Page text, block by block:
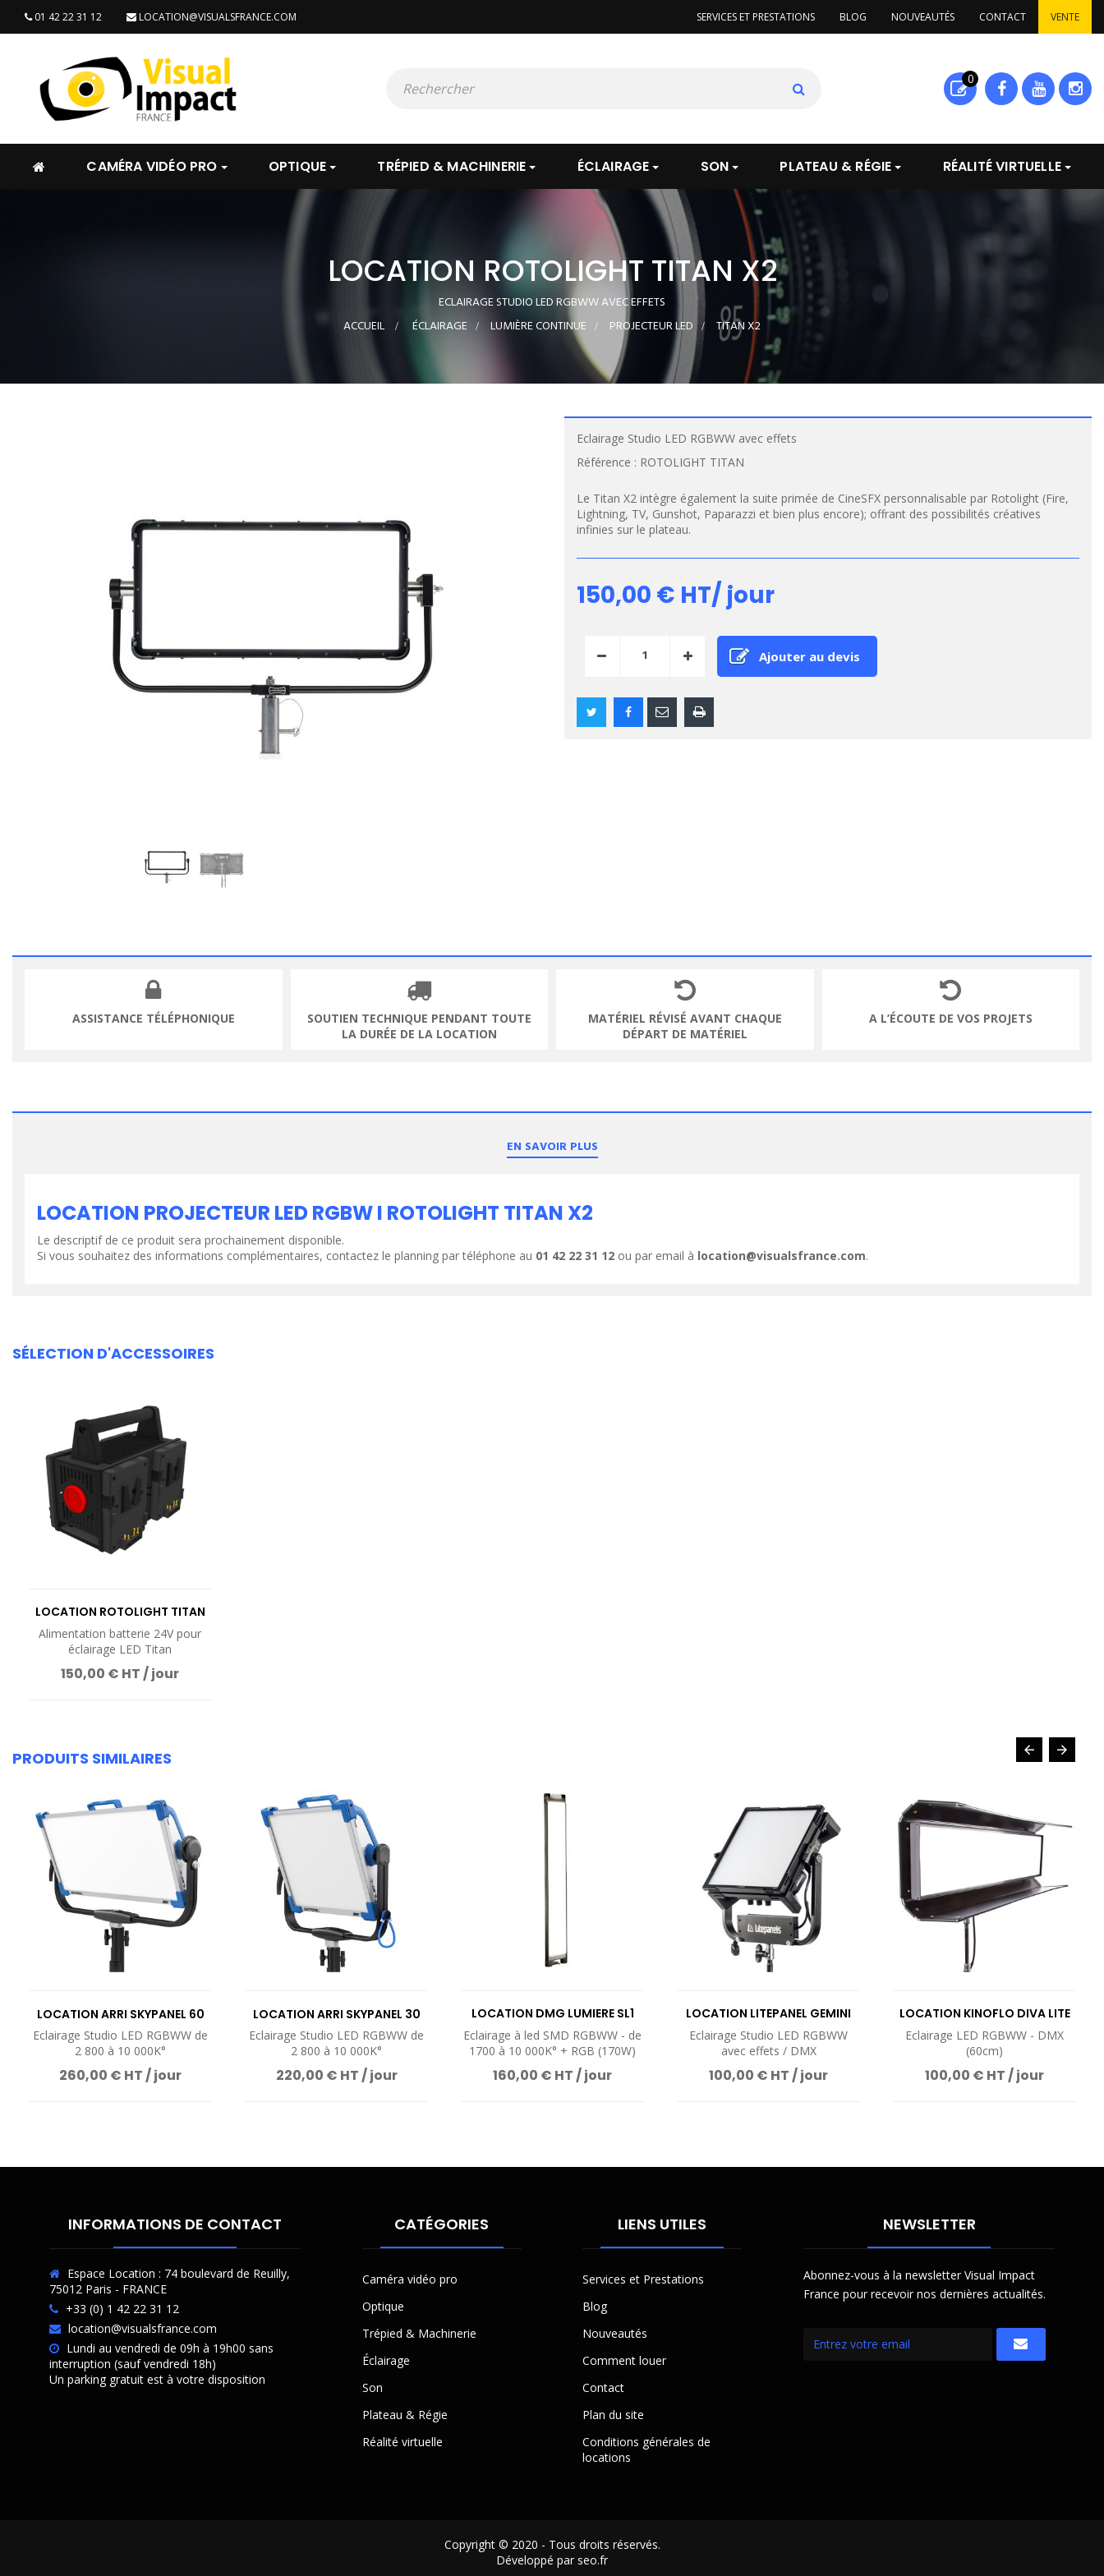
01 42 22 31 12 LOCATION@VISUALSFRANCE.COM SERVICES ET PRESTATIONS BLOG NOUVEAUTÉS CONTACT VENTE
0
CAMÉRA VIDÉO PRO OPTIQUE TRÉPIED & MACHINERIE ÉCLAIRAGE SON PLATEAU & RÉGIE RÉALITÉ VIRTUELLE
LOCATION ROTOLIGHT TITAN X2
ECLAIRAGE STUDIO LED RGBWW AVEC EFFETS
ACCUEIL > ÉCLAIRAGE > LUMIÈRE CONTINUE > PROJECTEUR LED > TITAN X2
Eclairage Studio LED RGBWW avec effets
Référence : ROTOLIGHT TITAN
Le Titan X2 intègre également la suite primée de CineSFX personnalisable par Rotolight (Fire,
Lightning, TV, Gunshot, Paparazzi et bien plus encore); offrant des possibilités créatives
infinies sur le plateau.
150,00 € HT/ jour
Ajouter au devis
ASSISTANCE TÉLÉPHONIQUE
SOUTIEN TECHNIQUE PENDANT TOUTE
LA DURÉE DE LA LOCATION
MATÉRIEL RÉVISÉ AVANT CHAQUE
DÉPART DE MATÉRIEL
A L’ÉCOUTE DE VOS PROJETS
EN SAVOIR PLUS
LOCATION PROJECTEUR LED RGBW I ROTOLIGHT TITAN X2
Le descriptif de ce produit sera prochainement disponible.
Si vous souhaitez des informations complémentaires, contactez le planning par téléphone au 01 42 22 31 12 ou par email à location@visualsfrance.com.
SÉLECTION D'ACCESSOIRES
LOCATION ROTOLIGHT TITAN
Alimentation batterie 24V pour
éclairage LED Titan
150,00 € HT / jour
PRODUITS SIMILAIRES
LOCATION ARRI SKYPANEL 60
Eclairage Studio LED RGBWW de
2 800 à 10 000K°
260,00 € HT / jour
LOCATION ARRI SKYPANEL 30
Eclairage Studio LED RGBWW de
2 800 à 10 000K°
220,00 € HT / jour
LOCATION DMG LUMIERE SL1
Eclairage à led SMD RGBWW - de
1700 à 10 000K° + RGB (170W)
160,00 € HT / jour
LOCATION LITEPANEL GEMINI
Eclairage Studio LED RGBWW
avec effets / DMX
100,00 € HT / jour
LOCATION KINOFLO DIVA LITE
Eclairage LED RGBWW - DMX
(60cm)
100,00 € HT / jour
INFORMATIONS DE CONTACT
Espace Location : 74 boulevard de Reuilly,
75012 Paris - FRANCE
+33 (0) 1 42 22 31 12
location@visualsfrance.com
Lundi au vendredi de 09h à 19h00 sans
interruption (sauf vendredi 18h)
Un parking gratuit est à votre disposition
CATÉGORIES
Caméra vidéo pro
Optique
Trépied & Machinerie
Éclairage
Son
Plateau & Régie
Réalité virtuelle
LIENS UTILES
Services et Prestations
Blog
Nouveautés
Comment louer
Contact
Plan du site
Conditions générales de
locations
NEWSLETTER
Abonnez-vous à la newsletter Visual Impact
France pour recevoir nos dernières actualités.
Copyright © 2020 - Tous droits réservés.
Développé par seo.fr